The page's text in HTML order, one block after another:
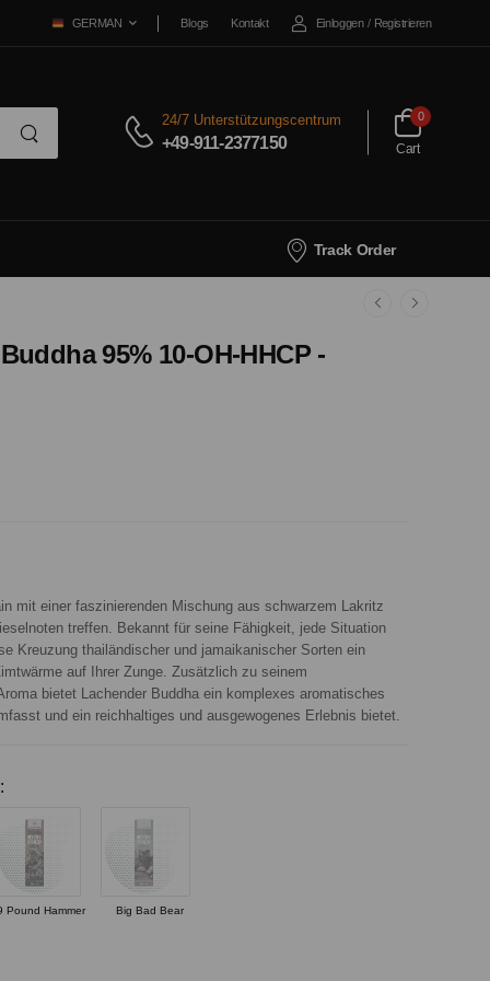
GERMAN Blogs Kontakt Einloggen / Registrieren
24/7 Unterstützungscentrum
+49-911-2377150
0
Cart
Track Order
95% 10-OH-HHCP -
mit einer faszinierenden Mischung aus schwarzem Lakritz
treffen. Bekannt für seine Fähigkeit, jede Situation
Kreuzung thailändischer und jamaikanischer Sorten ein
auf Ihrer Zunge. Zusätzlich zu seinem
bietet Lachender Buddha ein komplexes aromatisches
und ein reichhaltiges und ausgewogenes Erlebnis bietet.
Pound Hammer Big Bad Bear